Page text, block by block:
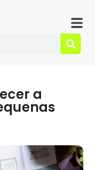
a